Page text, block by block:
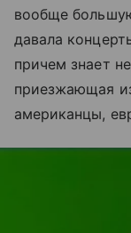
вообще
давала
причем знает
приезжающая
американцы,